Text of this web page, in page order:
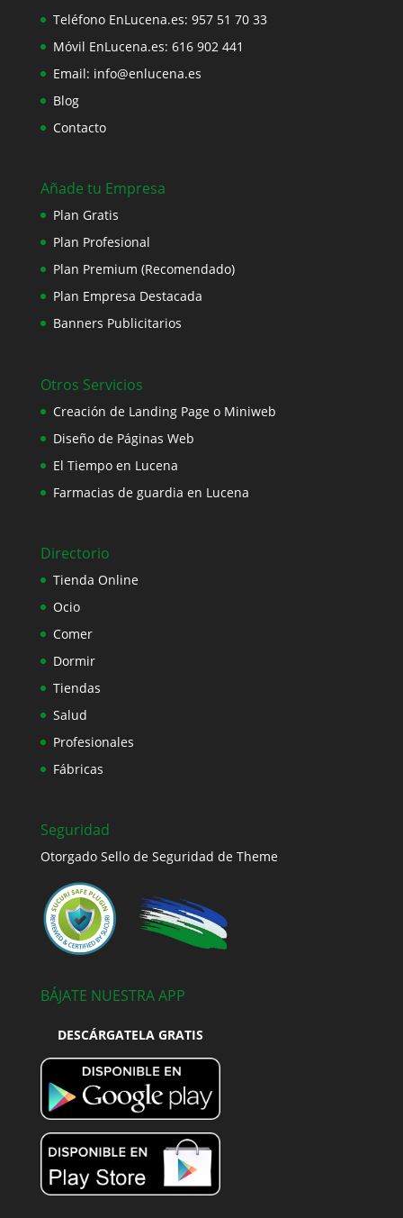
Teléfono EnLucena.es: 957 51 70 33
Móvil EnLucena.es: 616 902 441
Email: info@enlucena.es
Blog
Contacto
Añade tu Empresa
Plan Gratis
Plan Profesional
Plan Premium (Recomendado)
Plan Empresa Destacada
Banners Publicitarios
Otros Servicios
Creación de Landing Page o Miniweb
Diseño de Páginas Web
El Tiempo en Lucena
Farmacias de guardia en Lucena
Directorio
Tienda Online
Ocio
Comer
Dormir
Tiendas
Salud
Profesionales
Fábricas
Seguridad
Otorgado Sello de Seguridad de Theme
BÁJATE NUESTRA APP
DESCÁRGATELA GRATIS